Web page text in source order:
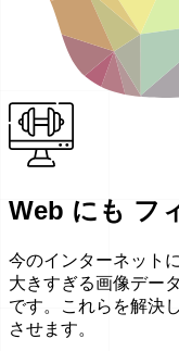
Web にも フ
今のインターネット
大きすぎる画像デー
です。これらを解決
させます。